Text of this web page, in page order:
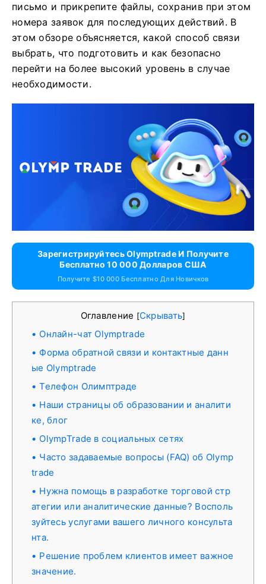
письмо и прикрепите файлы, сохранив при этом
номера заявок для последующих действий. В
этом обзоре объясняется, какой способ связи
выбрать, что подготовить и как безопасно
перейти на более высокий уровень в случае
необходимости.
Зарегистрируйтесь Olymptrade И Получите
Бесплатно 10 000 Долларов США
Получите $10 000 Бесплатно Для Новичков
Оглавление [Скрывать]
Онлайн-чат Olymptrade
Форма обратной связи и контактные данн
ые Olymptrade
Телефон Олимптраде
Наши страницы об образовании и аналити
ке, блог
OlympTrade в социальных сетях
Часто задаваемые вопросы (FAQ) об Olymp
trade
Нужна помощь в разработке торговой стр
атегии или аналитические данные? Восполь
зуйтесь услугами вашего личного консульта
нта.
Решение проблем клиентов имеет важное
значение.